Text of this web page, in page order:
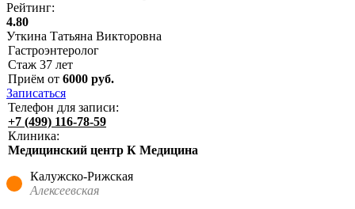
Рейтинг:
4.80
Уткина Татьяна Викторовна
Гастроэнтеролог
Стаж 37 лет
Приём от 6000 руб.
Записаться
Телефон для записи:
+7 (499) 116-78-59
Клиника:
Медицинский центр К Медицина
Калужско-Рижская
Алексеевская